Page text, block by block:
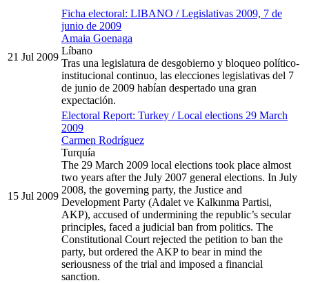
21 Jul 2009
Ficha electoral: LIBANO / Legislativas 2009, 7 de
junio de 2009
Amaia Goenaga
Líbano
Tras una legislatura de desgobierno y bloqueo político-
institucional continuo, las elecciones legislativas del 7
de junio de 2009 habían despertado una gran
expectación.
15 Jul 2009
Electoral Report: Turkey / Local elections 29 March
2009
Carmen Rodríguez
Turquía
The 29 March 2009 local elections took place almost
two years after the July 2007 general elections. In July
2008, the governing party, the Justice and
Development Party (Adalet ve Kalkınma Partisi,
AKP), accused of undermining the republic’s secular
principles, faced a judicial ban from politics. The
Constitutional Court rejected the petition to ban the
party, but ordered the AKP to bear in mind the
seriousness of the trial and imposed a financial
sanction.